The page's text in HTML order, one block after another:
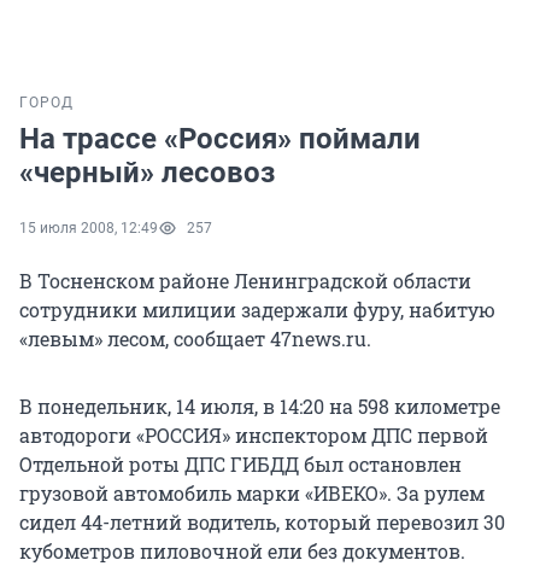
ГОРОД
На трассе «Россия» поймали
«черный» лесовоз
15 июля 2008, 12:49 257
В Тосненском районе Ленинградской области
сотрудники милиции задержали фуру, набитую
«левым» лесом, сообщает 47news.ru.
В понедельник, 14 июля, в 14:20 на 598 километре
автодороги «РОССИЯ» инспектором ДПС первой
Отдельной роты ДПС ГИБДД был остановлен
грузовой автомобиль марки «ИВЕКО». За рулем
сидел 44-летний водитель, который перевозил 30
кубометров пиловочной ели без документов.